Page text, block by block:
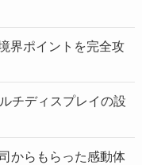
界ポイントを完全攻
チディスプレイの設
からもらった感動体